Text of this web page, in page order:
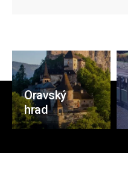
Oravský
hrad